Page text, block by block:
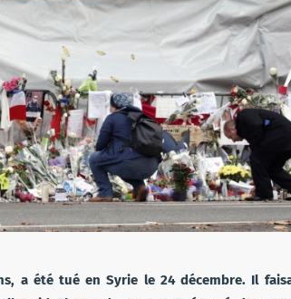
a été tué en Syrie le 24 décembre. Il